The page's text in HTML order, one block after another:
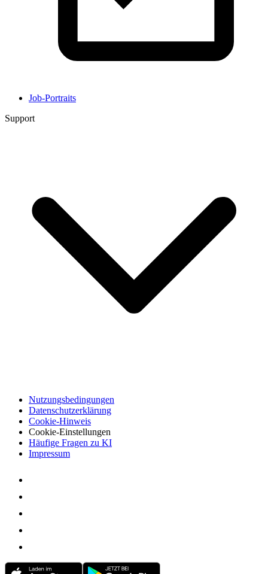
Job-Portraits
Support
Nutzungsbedingungen
Datenschutzerklärung
Cookie-Hinweis
Cookie-Einstellungen
Häufige Fragen zu KI
Impressum